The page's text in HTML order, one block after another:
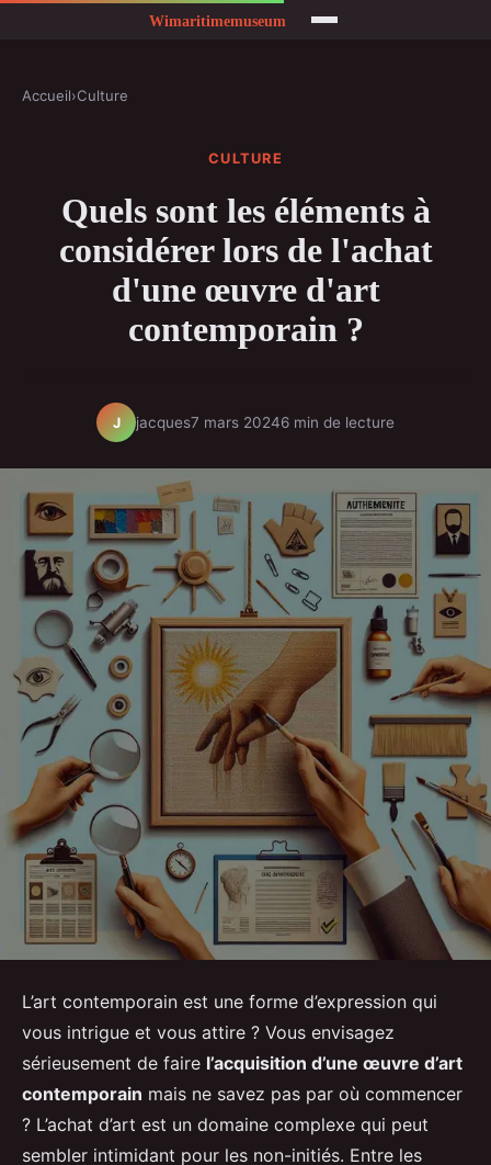
Accueil›Culture
CULTURE
Quels sont les éléments à
considérer lors de l'achat
d'une œuvre d'art
contemporain ?
J jacques7 mars 20246 min de lecture
L’art contemporain est une forme d’expression qui
vous intrigue et vous attire ? Vous envisagez
sérieusement de faire l’acquisition d’une œuvre d’art
contemporain mais ne savez pas par où commencer
? L’achat d’art est un domaine complexe qui peut
sembler intimidant pour les non-initiés. Entre les